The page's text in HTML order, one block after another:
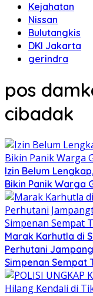
Kejahatan
Nissan
Bulutangkis
DKI Jakarta
gerindra
pos
cibadak
Izin Belum
Bikin Panik Warga
Marak Karhutla di
Perhutani
Simpenan Sempat